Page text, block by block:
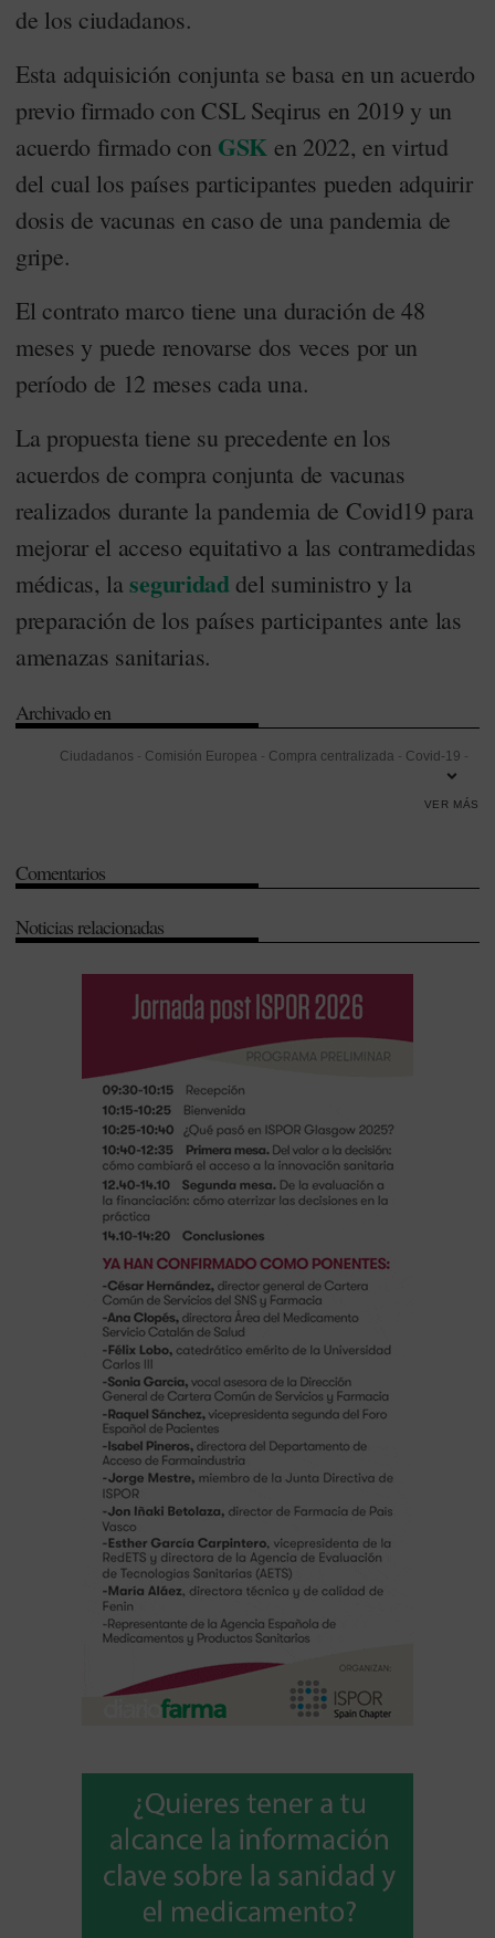
de los ciudadanos.
Esta adquisición conjunta se basa en un acuerdo
previo firmado con CSL Seqirus en 2019 y un
acuerdo firmado con GSK en 2022, en virtud
del cual los países participantes pueden adquirir
dosis de vacunas en caso de una pandemia de
gripe.
El contrato marco tiene una duración de 48
meses y puede renovarse dos veces por un
período de 12 meses cada una.
La propuesta tiene su precedente en los
acuerdos de compra conjunta de vacunas
realizados durante la pandemia de Covid19 para
mejorar el acceso equitativo a las contramedidas
médicas, laseguridaddel suministro y la
preparación de los países participantes ante las
amenazas sanitarias.
Archivado en
Ciudadanos - Comisión Europea - Compra centralizada - Covid-19 -
VER MÁS
Comentarios
Noticias relacionadas